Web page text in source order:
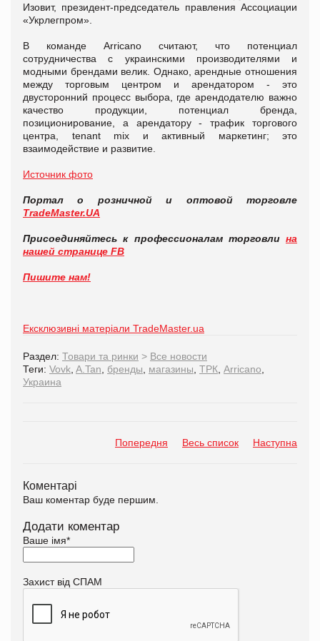
Изовит, президент-председатель правления Ассоциации
«Укрлегпром».
В команде Arricano считают, что потенциал
сотрудничества с украинскими производителями и
модными брендами велик. Однако, арендные отношения
между торговым центром и арендатором - это
двусторонний процесс выбора, где арендодателю важно
качество продукции, потенциал бренда,
позиционирование, а арендатору - трафик торгового
центра, tenant mix и активный маркетинг; это
взаимодействие и развитие.
Источник фото
Портал о розничной и оптовой торговле
TradeMaster.UA
Присоединяйтесь к профессионалам торговли на
нашей странице FB
Пишите нам!
Ексклюзивні матеріали TradeMaster.ua
Раздел: Товари та ринки > Все новости
Теги: Vovk A.Tan бренды магазины ТРК Arricano
Украина
Попередня Весь список Наступна
Коментарі
Ваш коментар буде першим.
Додати коментар
Ваше імя*
Захист від СПАМ